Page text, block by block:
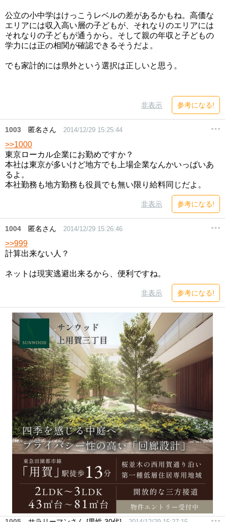
公立の小中学はけっこうレベルの差があるかもね。高価な
エリアには収入高い層の子どもが、それなりのエリアには
それなりの子どもが通うから。そして親の年収と子どもの
学力には正の相関が確認できるそうだよ。
でも家計的には県外という選択は正しいと思う。
非表示 参考になる!
1003 匿名さん 2014/12/29 15:25:44
>>1000
東京ローカル企業にお勤めですか？
本社は東京が多いけど地方でも上場企業なんかいっぱいあ
るよ。
本社勤務も地方勤務も役員でも無い限り給料同じだよ。
非表示 参考になる!
1004 匿名さん 2014/12/29 15:26:46
>>999
計算出来ない人？
ネットは現実逃避出来るから、便利ですね。
非表示 参考になる!